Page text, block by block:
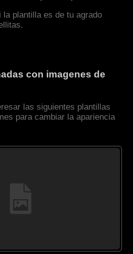
la plantilla es de tu agrado
con imagenes de
las siguientes plantillas
para cambiar la apariencia